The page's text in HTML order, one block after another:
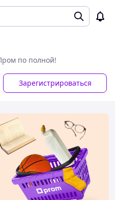
по полной!
Зарегистрироваться